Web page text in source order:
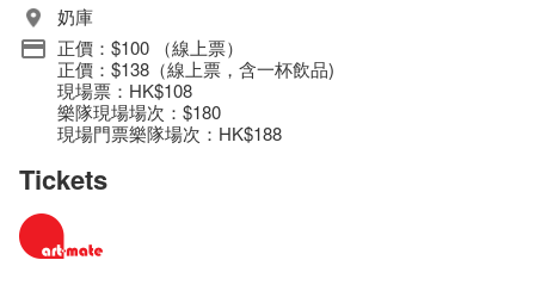
奶庫
正價：$100 （線上票）
正價：$138（線上票，含一杯飲品)
現場票：HK$108
樂隊現場場次：$180
現場門票樂隊場次：HK$188
Tickets